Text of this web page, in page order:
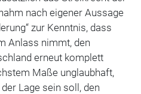
nach eigener Aussage
zur Kenntnis, dass
Anlass nimmt, den
erneut komplett
Maße unglaubhaft,
Lage sein soll, den